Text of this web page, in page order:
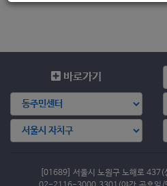
바로가기
[01689] 서울시 노원구 노해로